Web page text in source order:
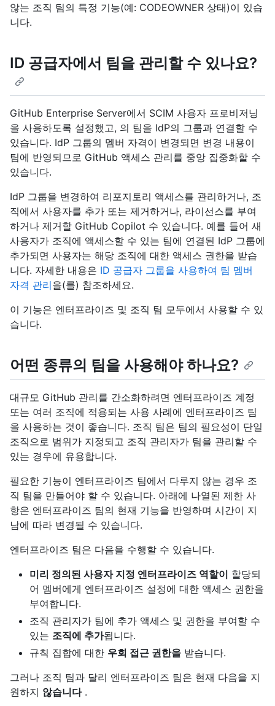
않는 조직 팀의 특정 기능(예: CODEOWNER 상태)이 있습
니다.
ID 공급자에서 팀을 관리할 수 있나요?
GitHub Enterprise Server에서 SCIM 사용자 프로비저닝
을 사용하도록 설정했고, 의 팀을 IdP의 그룹과 연결할 수
있습니다. IdP 그룹의 멤버 자격이 변경되면 변경 내용이
팀에 반영되므로 GitHub 액세스 관리를 중앙 집중화할 수
있습니다.
IdP 그룹을 변경하여 리포지토리 액세스를 관리하거나, 조
직에서 사용자를 추가 또는 제거하거나, 라이선스를 부여
하거나 제거할 GitHub Copilot 수 있습니다. 예를 들어 새
사용자가 조직에 액세스할 수 있는 팀에 연결된 IdP 그룹에
추가되면 사용자는 해당 조직에 대한 액세스 권한을 받습
니다. 자세한 내용은 ID 공급자 그룹을 사용하여 팀 멤버
자격 관리을(를) 참조하세요.
이 기능은 엔터프라이즈 및 조직 팀 모두에서 사용할 수 있
습니다.
어떤 종류의 팀을 사용해야 하나요?
대규모 GitHub 관리를 간소화하려면 엔터프라이즈 계정
또는 여러 조직에 적용되는 사용 사례에 엔터프라이즈 팀
을 사용하는 것이 좋습니다. 조직 팀은 팀의 필요성이 단일
조직으로 범위가 지정되고 조직 관리자가 팀을 관리할 수
있는 경우에 유용합니다.
필요한 기능이 엔터프라이즈 팀에서 다루지 않는 경우 조
직 팀을 만들어야 할 수 있습니다. 아래에 나열된 제한 사
항은 엔터프라이즈 팀의 현재 기능을 반영하며 시간이 지
남에 따라 변경될 수 있습니다.
엔터프라이즈 팀은 다음을 수행할 수 있습니다.
미리 정의된 사용자 지정 엔터프라이즈 역할이 할당되
어 멤버에게 엔터프라이즈 설정에 대한 액세스 권한을
부여합니다.
조직 관리자가 팀에 추가 액세스 및 권한을 부여할 수
있는 조직에 추가됩니다.
규칙 집합에 대한 우회 접근 권한을 받습니다.
그러나 조직 팀과 달리 엔터프라이즈 팀은 현재 다음을 지
원하지 않습니다.